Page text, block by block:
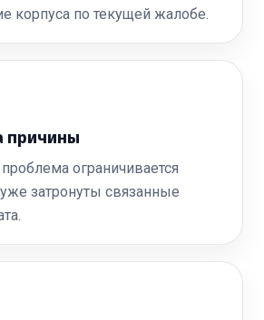
корпуса по текущей жалобе.
причины
ограничивается
затронуты связанные